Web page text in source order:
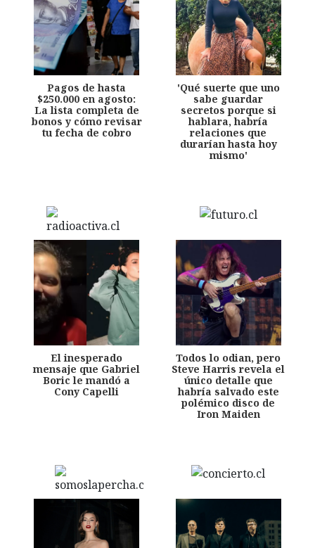
Pagos de hasta
$250.000 en agosto:
La lista completa de
bonos y cómo revisar
tu fecha de cobro
'Qué suerte que uno
sabe guardar
secretos porque si
hablara, habría
relaciones que
durarían hasta hoy
mismo'
El inesperado
mensaje que Gabriel
Boric le mandó a
Cony Capelli
Todos lo odian, pero
Steve Harris revela el
único detalle que
habría salvado este
polémico disco de
Iron Maiden